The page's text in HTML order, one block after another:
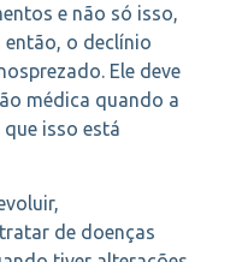
e não só isso,
o declínio
Ele deve
médica quando a
isso está
de doenças